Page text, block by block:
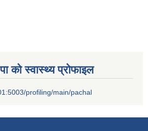
को स्वास्थ्य प्रोफाइल
profiling/main/pachal